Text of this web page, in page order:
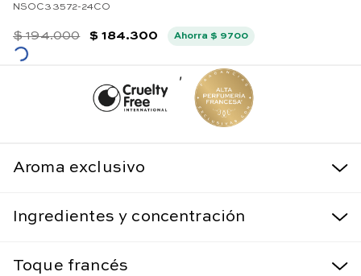
NSOC33572-24CO
$ 194.000 $ 184.300 Ahorra$ 9700
,
Aroma exclusivo
Ingredientes y concentración
Toque francés